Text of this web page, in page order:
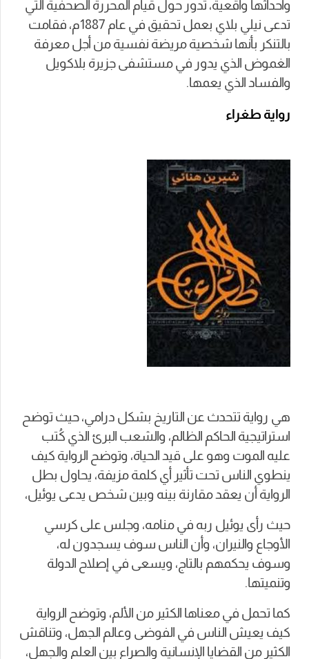
وأحداثها واقعية، تدور حول قيام المحررة الصحفية التي
تدعى نيلي بلاي بعمل تحقيق في عام 1887م، فقامت
بالتنكر بأنها شخصية مريضة نفسية من أجل معرفة
الغموض الذي يدور في مستشفى جزيرة بلاكويل
والفساد الذي يعمها.
رواية طغراء
هي رواية تتحدث عن التاريخ بشكل درامي، حيث توضح
استراتيجية الحاكم الظالم، والشعب البرئ الذي كُتب
عليه الموت وهو على قيد الحياة، وتوضح الرواية كيف
ينطوي الناس تحت تأثير أي كلمة مزيفة، يحاول بطل
الرواية أن يعقد مقارنة بينه وبين شخص يدعى يوئيل،
حيث رأى يوئيل ربه في منامه، وجلس على كرسي
الأوجاع والنيران، وأن الناس سوف يسجدون له،
وسوف يحكمهم بالتاج، ويسعى في إصلاح الدولة
وتنميتها.
كما تحمل في معناها الكثير من الألم، وتوضح الرواية
كيف يعيش الناس في الفوضى وعالم الجهل، وتناقش
الكثير من القضايا الإنسانية والصراع بين العلم والجهل،